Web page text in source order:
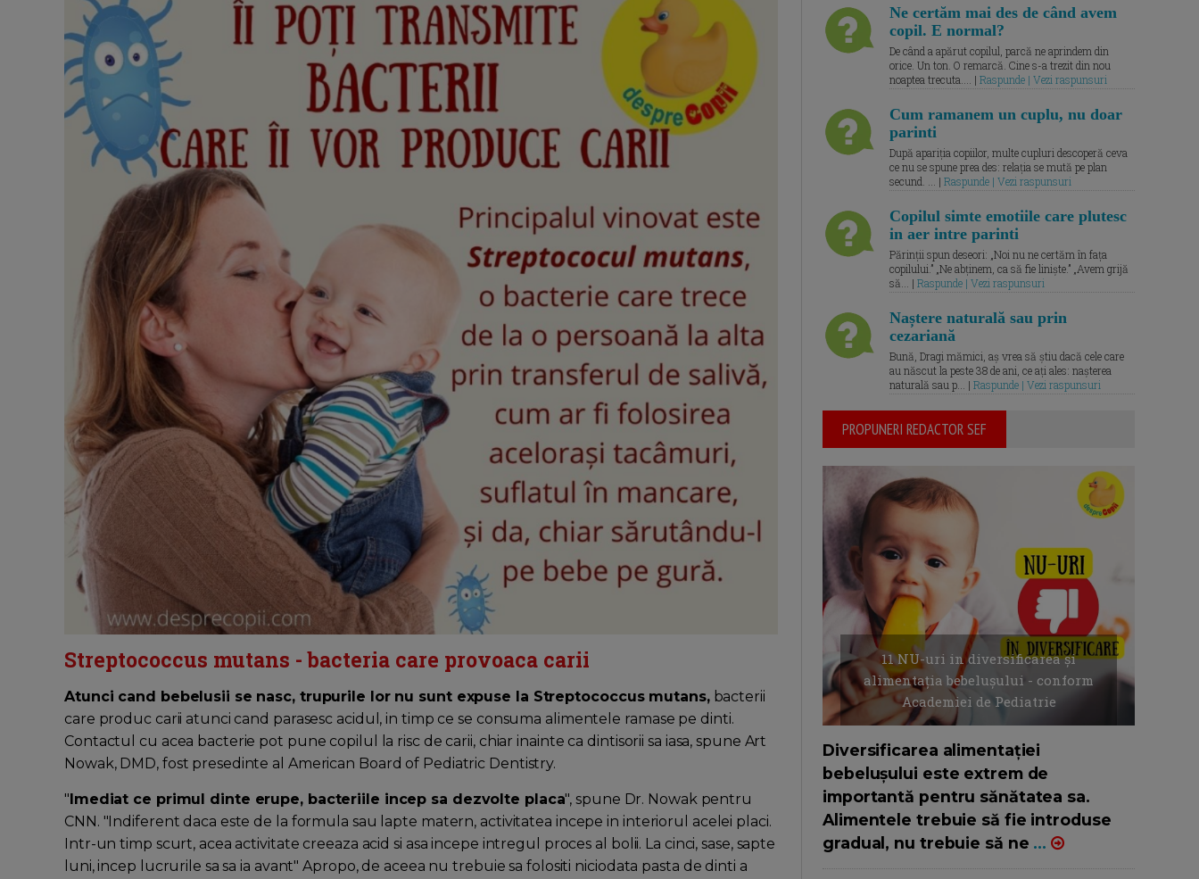
Streptococcus mutans - bacteria care provoaca carii
Atunci cand bebelusii se nasc, trupurile lor nu sunt expuse la Streptococcus mutans,bacterii
care produc carii atunci cand parasesc acidul, in timp ce se consuma alimentele ramase pe dinti.
Contactul cu acea bacterie pot pune copilul la risc de carii, chiar inainte ca dintisorii sa iasa, spune Art
Nowak, DMD, fost presedinte al American Board of Pediatric Dentistry.
" Imediat ce primul dinte erupe, bacteriile incep sa dezvolte placa", spune Dr. Nowak pentru
CNN. "Indiferent daca este de la formula sau lapte matern, activitatea incepe in interiorul acelei placi.
Intr-un timp scurt, acea activitate creeaza acid si asa incepe intregul proces al bolii. La cinci, sase, sapte
luni, incep lucrurile sa sa ia avant" Apropo, de aceea nu trebuie sa folositi niciodata pasta de dinti a
Ne certăm mai des de când avem
copil. E normal?
De când a apărut copilul, parcă ne aprindem din
orice. Un ton. O remarcă. Cine s-a trezit din nou
noaptea trecuta.... | Raspunde | Vezi raspunsuri
Cum ramanem un cuplu, nu doar
parinti
După apariția copiilor, multe cupluri descoperă ceva
ce nu se spune prea des: relația se mută pe plan
secund. ... | Raspunde | Vezi raspunsuri
Copilul simte emotiile care plutesc
in aer intre parinti
Părinții spun deseori: „Noi nu ne certăm în fața
copilului.” „Ne abținem, ca să fie liniște.” „Avem grijă
să... | Raspunde | Vezi raspunsuri
Naștere naturală sau prin
cezariană
Bună, Dragi mămici, aș vrea să știu dacă cele care
au născut la peste 38 de ani, ce ați ales: nașterea
naturală sau p... | Raspunde | Vezi raspunsuri
PROPUNERI REDACTOR SEF
11 NU-uri in diversificarea și
alimentația bebelușului - conform
Academiei de Pediatrie
Diversificarea alimentației
bebelușului este extrem de
importantă pentru sănătatea sa.
Alimentele trebuie să fie introduse
gradual, nu trebuie să ne ...